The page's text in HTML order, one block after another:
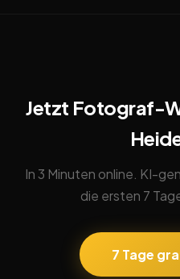
Jetzt Fotograf-
In 3 Minuten online. KI-
die ersten 7
7 Tage